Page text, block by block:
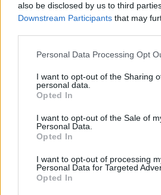
also be disclosed by us to third
Downstream Participants that may
Please note that this website/app
not limited to your visit or usage
grant or deny consent to Google and
use your data for below specified
consent section.
Personal Data Processing Opt
I want to opt-out of the Sharing
personal data.
Opted In
I want to opt-out of the Sale of
Personal Data.
Opted In
I want to opt-out of processing
Personal Data for Targeted
Opted In
„Irán júliusban tárt
Vlagyimir Putyin orosz
adnak el Oroszországnak
ami olyan kereskedelmi
lassan rendszerszintűbb
Az elemzés felveti
mivel az irániak